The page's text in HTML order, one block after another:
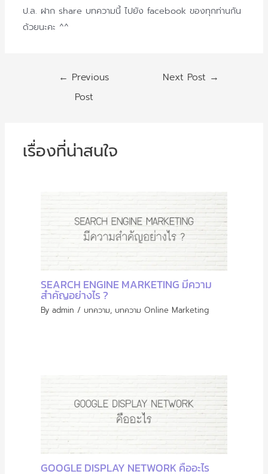
ป.ล. ฝาก share บทความนี้ ไปยัง facebook ของทุกท่านกัน
ด้วยนะคะ ^^
← Previous
Post
Next Post →
เรื่องที่น่าสนใจ
SEARCH ENGINE MARKETING มีความ
สำคัญอย่างไร ?
By admin / บทความ, บทความ Online Marketing
GOOGLE DISPLAY NETWORK คืออะไร